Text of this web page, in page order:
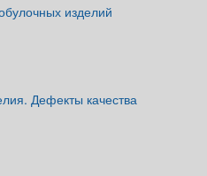
изделий
Дефекты качества